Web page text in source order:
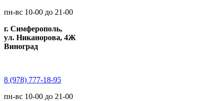
пн-вс 10-00 до 21-00
г. Симферополь,
ул. Никанорова, 4Ж
Виноград
8 (978) 777-18-95
пн-вс 10-00 до 21-00